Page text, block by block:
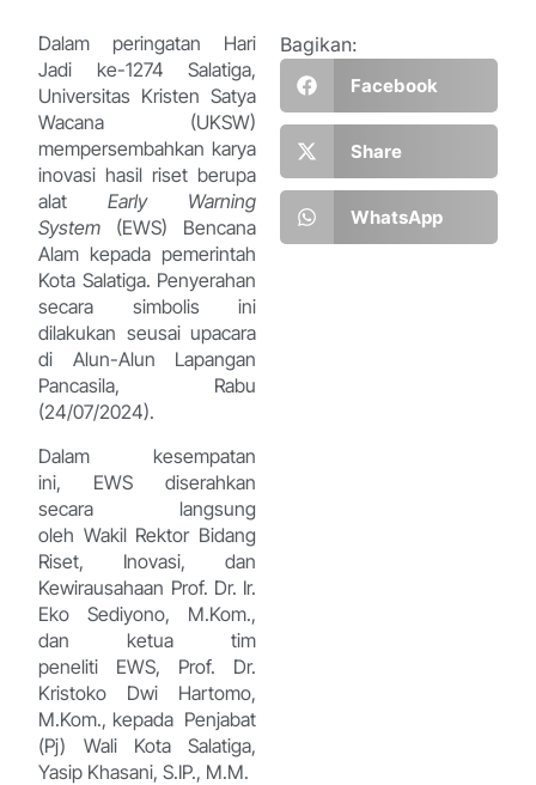
Dalam peringatan Hari
Jadi ke-1274 Salatiga,
Universitas Kristen Satya
Wacana (UKSW)
mempersembahkan karya
inovasi hasil riset berupa
alatEarly Warning
System (EWS) Bencana
Alam kepada pemerintah
Kota Salatiga. Penyerahan
secara simbolis ini
dilakukan seusai upacara
di Alun-Alun Lapangan
Pancasila, Rabu
(24/07/2024).
Dalam kesempatan
ini, EWS diserahkan
secara langsung
oleh Wakil Rektor Bidang
Riset, Inovasi, dan
Kewirausahaan Prof. Dr. Ir.
Eko Sediyono, M.Kom.,
dan ketua tim
peneliti EWS, Prof. Dr.
Kristoko Dwi Hartomo,
M.Kom., kepada Penjabat
(Pj) Wali Kota Salatiga,
Yasip Khasani, S.IP., M.M.
Bagikan:
Facebook
Share
WhatsApp